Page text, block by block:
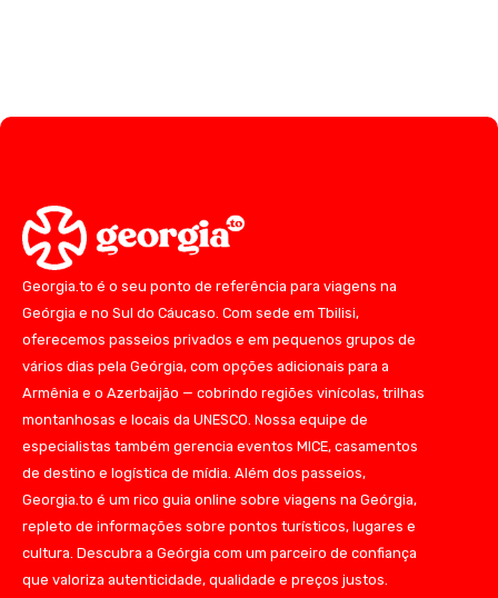
Georgia.to é o seu ponto de referência para viagens na
Geórgia e no Sul do Cáucaso. Com sede em Tbilisi,
oferecemos passeios privados e em pequenos grupos de
vários dias pela Geórgia, com opções adicionais para a
Armênia e o Azerbaijão — cobrindo regiões vinícolas, trilhas
montanhosas e locais da UNESCO. Nossa equipe de
especialistas também gerencia eventos MICE, casamentos
de destino e logística de mídia. Além dos passeios,
Georgia.to é um rico guia online sobre viagens na Geórgia,
repleto de informações sobre pontos turísticos, lugares e
cultura. Descubra a Geórgia com um parceiro de confiança
que valoriza autenticidade, qualidade e preços justos.